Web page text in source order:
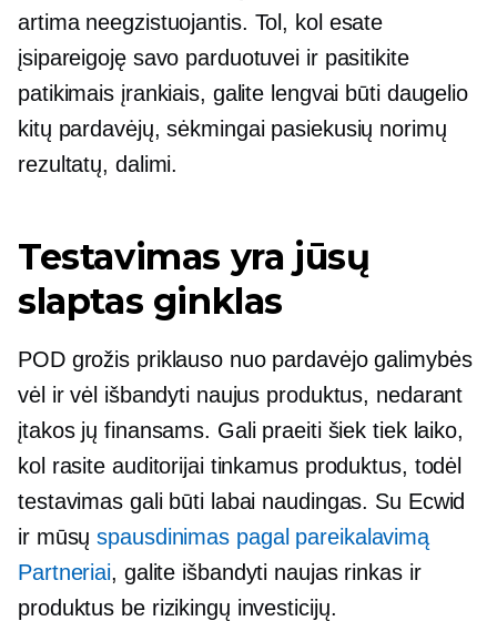
artima neegzistuojantis. Tol, kol esate
įsipareigoję savo parduotuvei ir pasitikite
patikimais įrankiais, galite lengvai būti daugelio
kitų pardavėjų, sėkmingai pasiekusių norimų
rezultatų, dalimi.
Testavimas yra jūsų
slaptas ginklas
POD grožis priklauso nuo pardavėjo galimybės
vėl ir vėl išbandyti naujus produktus, nedarant
įtakos jų finansams. Gali praeiti šiek tiek laiko,
kol rasite auditorijai tinkamus produktus, todėl
testavimas gali būti labai naudingas. Su Ecwid
ir mūsųspausdinimas pagal pareikalavimą
Partneriai, galite išbandyti naujas rinkas ir
produktus be rizikingų investicijų.